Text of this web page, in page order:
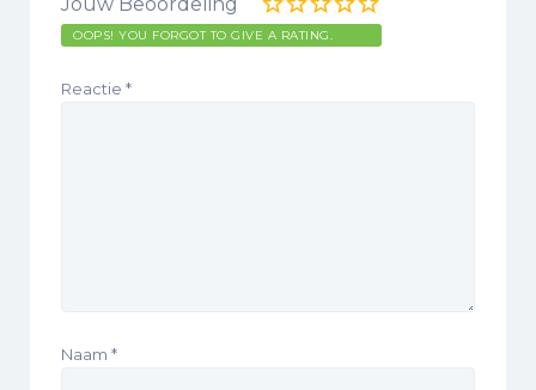
OOPS! YOU FORGOT TO GIVE A RATING.
Reactie *
Naam *